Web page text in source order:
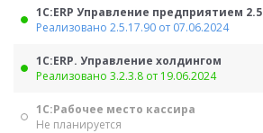
1С:ERP Управление предприятием 2.5
Реализовано 2.5.17.90 от 07.06.2024
1С:ERP. Управление холдингом
Реализовано 3.2.3.8 от 19.06.2024
1С:Рабочее место кассира
Не планируется